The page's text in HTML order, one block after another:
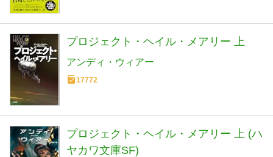
プロジェクト・ヘイル・メアリー 上
アンディ・ウィアー
17772
プロジェクト・ヘイル・メアリー 上 (ハ
ヤカワ文庫SF)